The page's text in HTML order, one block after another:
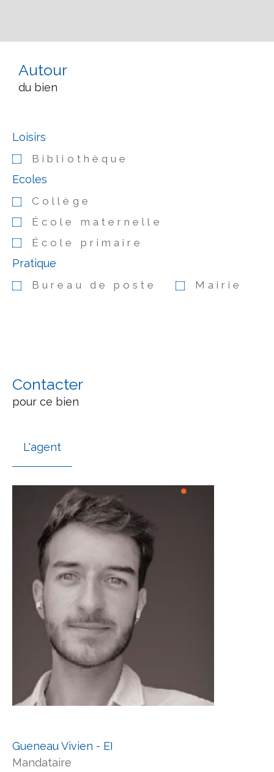
Autour
du bien
Loisirs
Bibliothèque
Ecoles
Collège
École maternelle
École primaire
Pratique
Bureau de poste Mairie
Contacter
pour ce bien
L'agent
Gueneau Vivien - EI
Mandataire